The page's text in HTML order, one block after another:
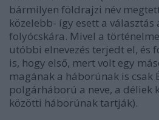
bármilyen földrajzi név
közelebb- így esett a választás
folyócskára. Mivel a
utóbbi elnevezés terjedt el, és
is, hogy első, mert volt egy
magának a háborúnak is csak
polgárháború a neve, a déliek
közötti háborúnak tartják).